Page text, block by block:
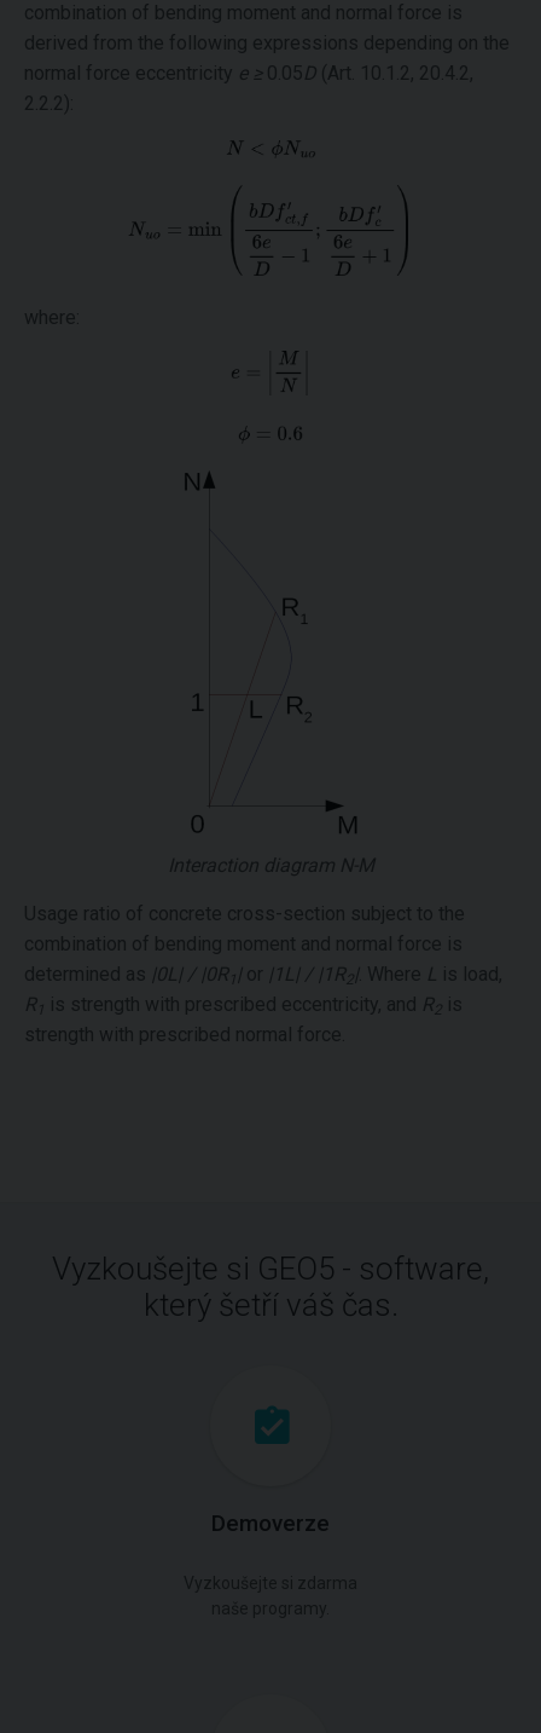
combination of bending moment and normal force is
derived from the following expressions depending on the
normal force eccentricity e ≥ 0.05D (Art. 10.1.2, 20.4.2,
2.2.2):
where:
Interaction diagram N-M
Usage ratio of concrete cross-section subject to the
combination of bending moment and normal force is
determined as |0L| / |0R 1 |or |1L| / |1R2 |. Where L is load,
R 1 is strength with prescribed eccentricity, and R2
is
strength with prescribed normal force.
Vyzkoušejte si GEO5 - software,
který šetří váš čas.
Demoverze